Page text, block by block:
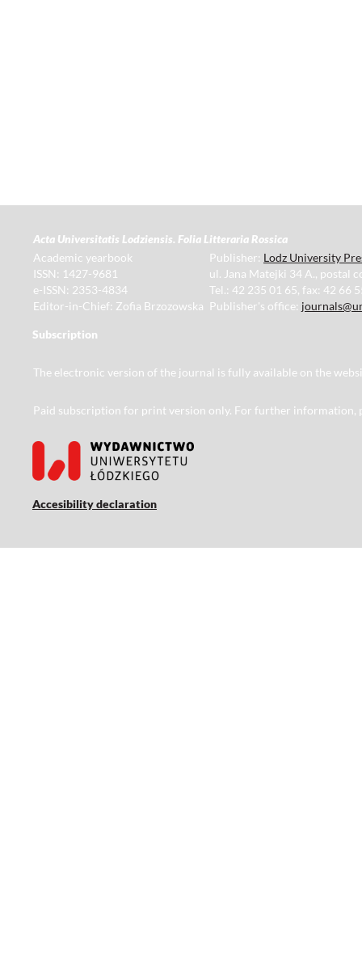
Acta Universitatis Lodziensis. Folia Litteraria Rossica
Academic yearbook
ISSN: 1427-9681
e-ISSN: 2353-4834
Editor-in-Chief: Zofia Brzozowska
Publisher: Lodz University
ul. Jana Matejki 34 A., postal
Tel.: 42 235 01 65, fax: 42 66
Publisher's office:
Subscription
The electronic version of the journal is fully available on the
Paid subscription for print version only. For further information,
Accesibility declaration